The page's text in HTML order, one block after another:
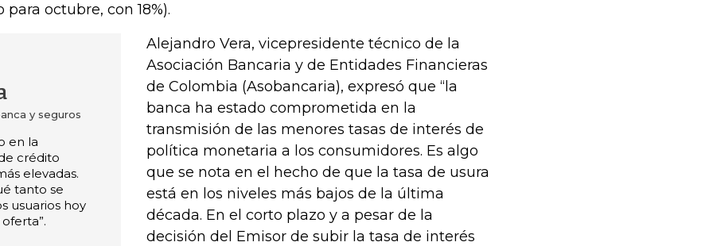
para octubre, con 18%).
y seguros
en la
crédito
elevadas.
tanto se
usuarios hoy
Alejandro Vera, vicepresidente técnico de la
Asociación Bancaria y de Entidades Financieras
de Colombia (Asobancaria), expresó que “la
banca ha estado comprometida en la
transmisión de las menores tasas de interés de
política monetaria a los consumidores. Es algo
que se nota en el hecho de que la tasa de usura
está en los niveles más bajos de la última
década. En el corto plazo y a pesar de la
decisión del Emisor de subir la tasa de interés